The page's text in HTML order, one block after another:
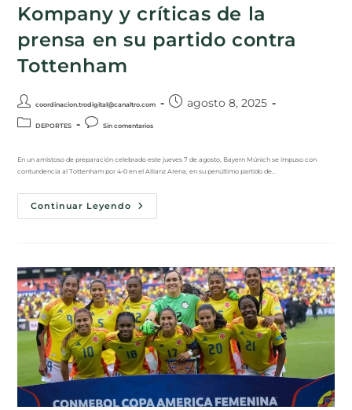
Kompany y críticas de la
prensa en su partido contra
Tottenham
coordinacion.trodigital@canaltro.com agosto 8, 2025
DEPORTES Sin comentarios
En un amistoso de preparación celebrado este jueves 7 de agosto, Bayern Múnich se impuso con
contundencia al Tottenham por 4-0 en el Allianz Arena, en su penúltimo partido de…
Continuar Leyendo